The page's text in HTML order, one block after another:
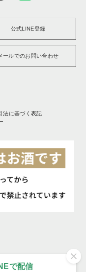
で配信
公式LINE登録
ールでのお問い合わせ
法に基づく表記